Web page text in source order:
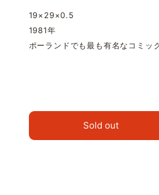
19×29×0.5
1981年
ポーランドでも最も有名なコミッ
Sold out